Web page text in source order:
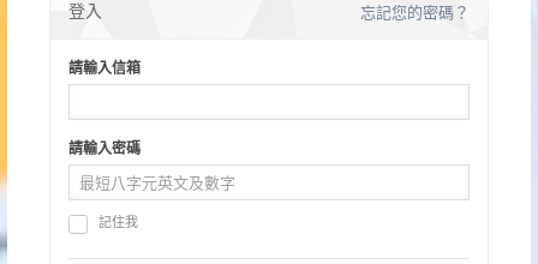
登入 忘記您的密碼？
請輸入信箱
請輸入密碼
記住我